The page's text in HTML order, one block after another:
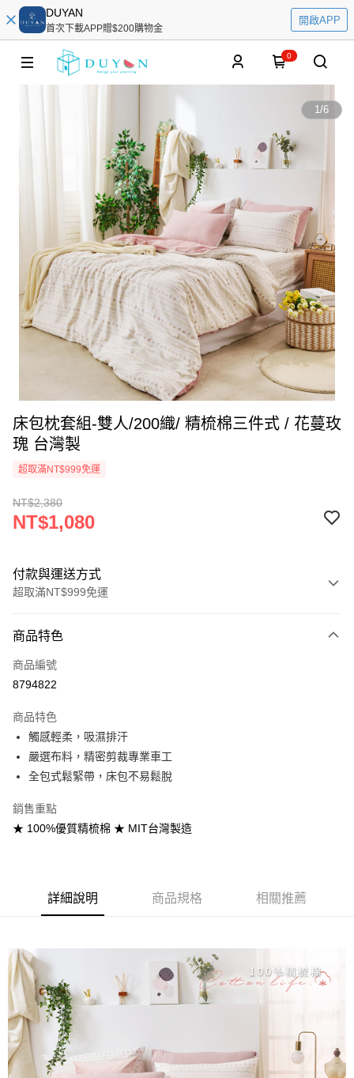
DUYAN
首次下載APP贈$200購物金
開啟APP
0
1/6
床包枕套組-雙人/200織/ 精梳棉三件式 / 花蔓玫
瑰 台灣製
超取滿NT$999免運
NT$2,380
NT$1,080
付款與運送方式
超取滿NT$999免運
信用卡一次付款
信用卡分期付款
合作金庫商業銀行
華南商業銀行
上海商業儲蓄銀行
國泰世華商業銀行
匯豐（台灣）商業銀行
聯邦商業銀行
遠東國際商業銀行
台灣樂天信用卡公司
超商取貨付款
LINE Pay
悠遊付
大哥付你分期
1.本服務由台灣大哥大提供，台灣大哥大用戶可立即使用無須另外申請。
2.付款方式選擇「大哥付你分期」，訂單成立後會自動跳轉到大哥付的交易
流程，驗證手機門號後，選擇欲分期的期數、繳款截止日，確認付款後即完
成交易。
3.實際核准額度、可分期數及費用金額請依後續交易確認頁面所載為準。
4.訂單成立30分鐘內，如未前往確認交易或遇審核未通過，訂單將自動取
消。如遇「轉專審核」未通過狀況，表示未達大哥付你分期系統評分，恕無
法說明評估內容。
【繳款方式說明】
AFTEE先享後付
相關說明
【關於「AFTEE先享後付」】
AFTEE先享後付是「在收到商品之後才付款」的支付方式。 讓您購物簡單
便利好安心！
１．簡單：不需註冊會員、不需綁卡、不需儲值。
２．便利：只要手機號碼，簡訊認證，即可結帳。
３．安心：先確認商品／服務後，再付款。
Hami Point
相關說明
「Hami Point」為中華電信所提供之點數服務，可於會員專區綁定中華電信
會員帳號後，即可在購物車使用 Hami Point 折抵消費金額 (1點等於1元)。
ATM付款
商品特色
商品編號
8794822
商品特色
觸感輕柔，吸濕排汗
嚴選布料，精密剪裁專業車工
全包式鬆緊帶，床包不易鬆脫
銷售重點
★ 100%優質精梳棉 ★ MIT台灣製造
詳細說明 商品規格 相關推薦